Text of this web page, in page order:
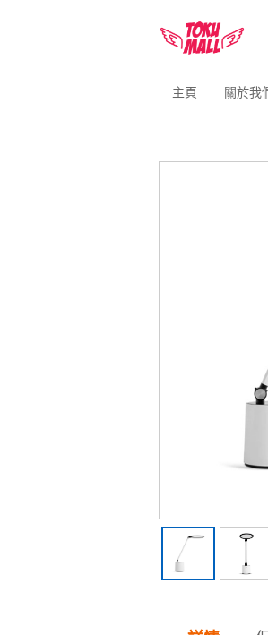
主頁 關於我